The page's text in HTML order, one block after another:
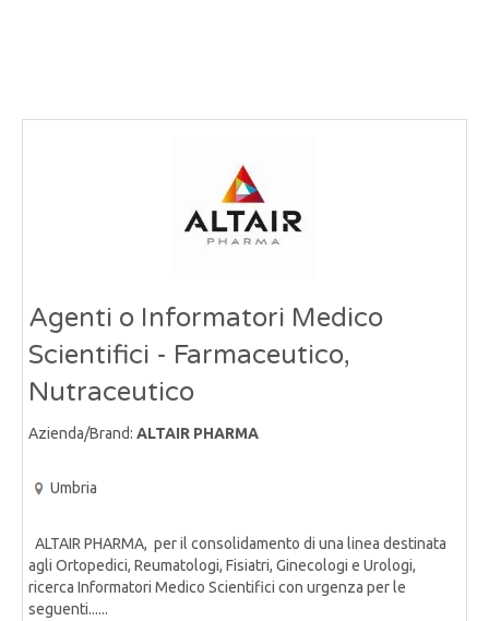
Agenti o Informatori Medico
Scientifici - Farmaceutico,
Nutraceutico
Azienda/Brand: ALTAIR PHARMA
Umbria
ALTAIR PHARMA, per il consolidamento di una linea destinata
agli Ortopedici, Reumatologi, Fisiatri, Ginecologi e Urologi,
ricerca Informatori Medico Scientifici con urgenza per le
seguenti......